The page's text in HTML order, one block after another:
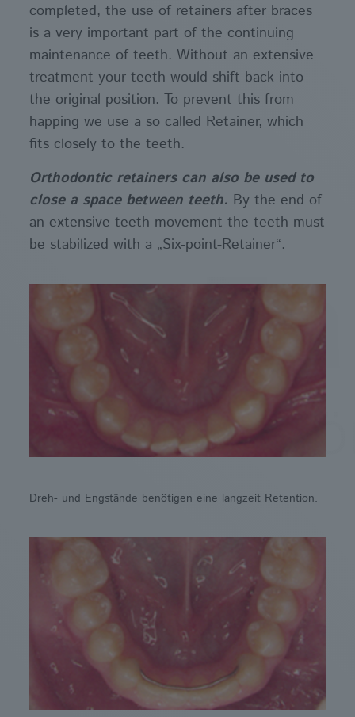
completed, the use of retainers after braces
is a very important part of the continuing
maintenance of teeth. Without an extensive
treatment your teeth would shift back into
the original position. To prevent this from
happing we use a so called Retainer, which
fits closely to the teeth.
Orthodontic retainers can also be used to
close a space between teeth. By the end of
an extensive teeth movement the teeth must
be stabilized with a „Six-point-Retainer“.
Dreh- und Engstände benötigen eine langzeit Retention.